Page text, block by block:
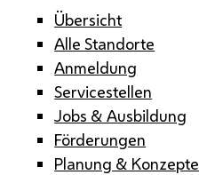
Übersicht
Alle Standorte
Anmeldung
Servicestellen
Jobs & Ausbildung
Förderungen
Planung & Konzepte